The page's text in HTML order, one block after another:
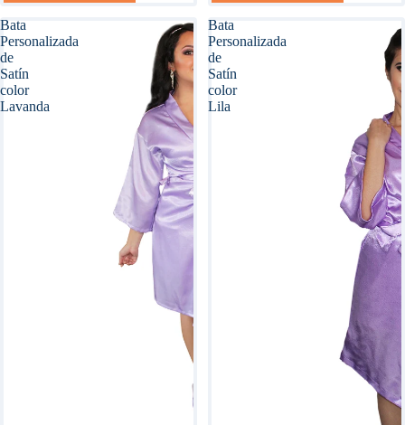
Bata
Personalizada
de
Satín
color
Lavanda
Bata
Personalizada
de
Satín
color
Lila